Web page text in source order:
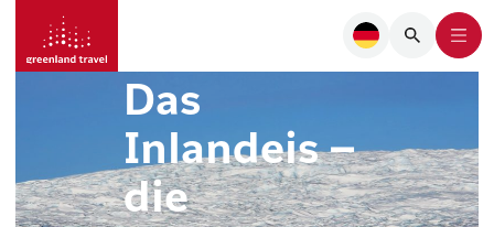
Das
Inlandeis –
die